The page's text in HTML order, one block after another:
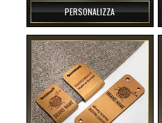
PERSONALIZZA